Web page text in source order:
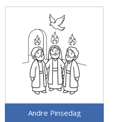
Andre Pinsedag